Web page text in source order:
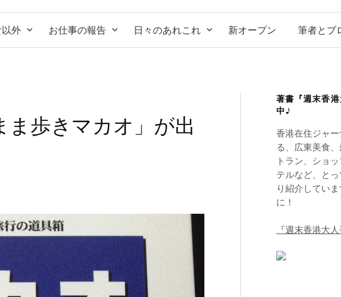
外 お仕事の報告 日々のあれこれ 新オープン 筆者とブ
ま歩きマカオ」が出
著書『週末香
中♪
香港在住ジャ
る、広東美食
トラン、ショ
テルなど、と
り紹介してい
に！
『週末香港大